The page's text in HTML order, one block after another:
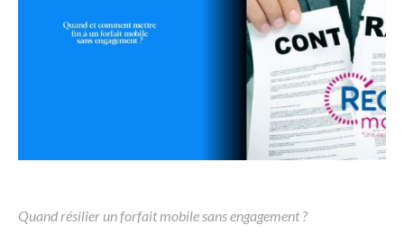
Quand résilier un forfait mobile sans engagement ?